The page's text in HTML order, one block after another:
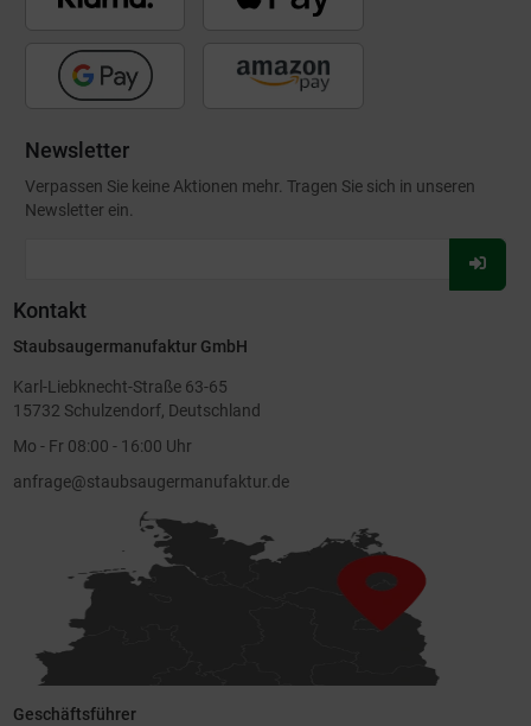
Newsletter
Verpassen Sie keine Aktionen mehr. Tragen Sie sich in unseren
Newsletter ein.
Für
Kontakt
Staubsaugermanufaktur GmbH
Karl-Liebknecht-Straße 63-65
15732 Schulzendorf, Deutschland
Mo - Fr 08:00 - 16:00 Uhr
anfrage@staubsaugermanufaktur.de
Geschäftsführer